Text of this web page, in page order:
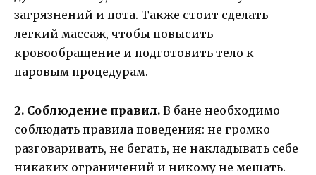
загрязнений и пота. Также стоит сделать
легкий массаж, чтобы повысить
кровообращение и подготовить тело к
паровым процедурам.
2. Соблюдение правил. В бане необходимо
соблюдать правила поведения: не громко
разговаривать, не бегать, не накладывать себе
никаких ограничений и никому не мешать.